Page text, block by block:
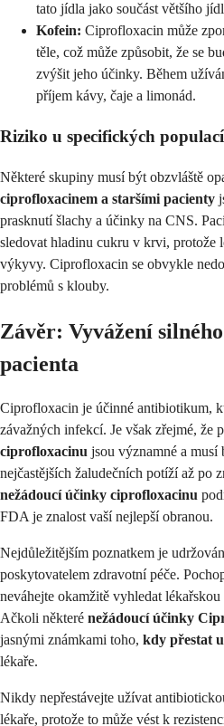
tato jídla jako součást většího
Kofein: Ciprofloxacin může
těle, což může způsobit, že se
zvýšit jeho účinky. Během
příjem kávy, čaje a limonád.
Riziko u specifických populací
Některé skupiny musí být obzvláště
ciprofloxacinem a staršími pacienty
prasknutí šlachy a účinky na CNS.
sledovat hladinu cukru v krvi, protože
výkyvy. Ciprofloxacin se obvykle
problémů s klouby.
Závěr: Vyvážení
pacienta
Ciprofloxacin je účinné antibiotikum,
závažných infekcí. Je však zřejmé, že
ciprofloxacinu jsou významné a musí
nejčastějších žaludečních potíží až po
nežádoucí účinky ciprofloxacinu
FDA je znalost vaší nejlepší obranou.
Nejdůležitějším poznatkem je
poskytovatelem zdravotní péče.
neváhejte okamžitě vyhledat
Ačkoli některé nežádoucí účinky
jasnými známkami toho, kdy přestat
lékaře.
Nikdy nepřestávejte užívat
lékaře, protože to může vést k